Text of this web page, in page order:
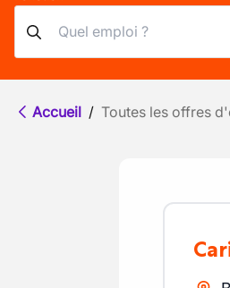
Accueil / Toutes les offres